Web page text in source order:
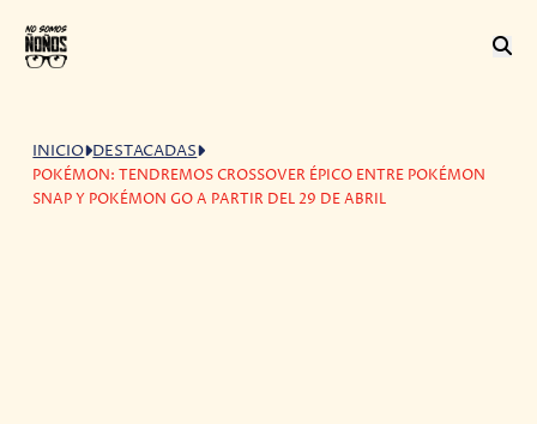
INICIO DESTACADAS
POKÉMON: TENDREMOS CROSSOVER ÉPICO ENTRE POKÉMON
SNAP Y POKÉMON GO A PARTIR DEL 29 DE ABRIL